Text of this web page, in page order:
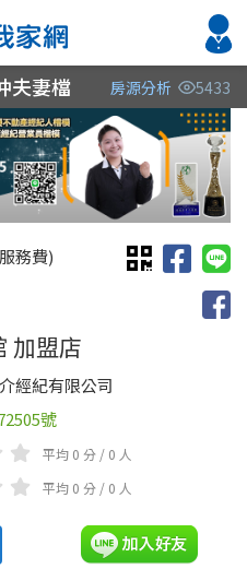
區域
電梯大樓
區域
區域
獨立套房
頂讓
夫妻檔 房源分析 5433
務費)
加盟店
經紀有限公司
號
平均 0 分 / 0 人
平均 0 分 / 0 人